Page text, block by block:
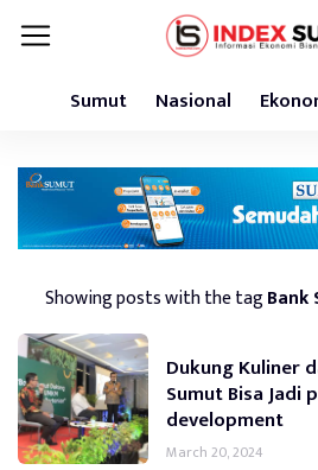
Sumut Nasional
Showing posts with the tagBank
Dukung Kuliner
Sumut Bisa
development
March 20, 2024